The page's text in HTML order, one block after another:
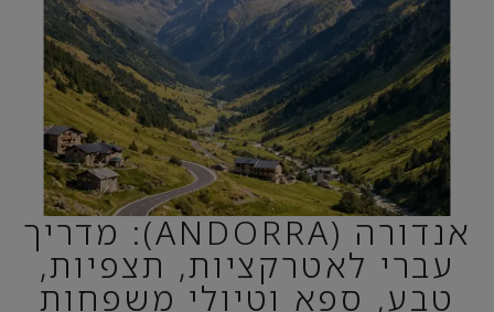
אנדורה (ANDORRA): מדריך
עברי לאטרקציות, תצפיות,
טבע, ספא וטיולי משפחות